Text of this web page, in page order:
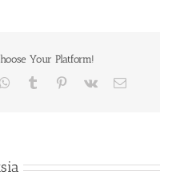
Your Platform!
WhatsApp
Tumblr Pinterest
Vk Sähköposti